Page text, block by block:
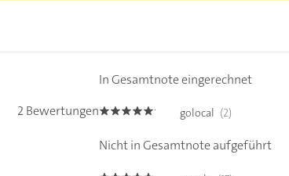
2 Bewertungen
In Gesamtnote eingerechnet
5.0 golocal (2)
Nicht in Gesamtnote aufgeführt